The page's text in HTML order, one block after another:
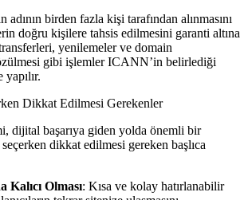
birden fazla kişi tarafından alınmasını
doğru kişilere tahsis edilmesini garanti altına
yenilemeler ve domain
gibi işlemler ICANN’in belirlediği
Dikkat Edilmesi Gerekenler
dijital başarıya giden yolda önemli bir
seçerken dikkat edilmesi gereken başlıca
Kalıcı Olması: Kısa ve kolay hatırlanabilir